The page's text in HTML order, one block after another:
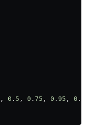
, 0 . 5 , 0 . 75 , 0 . 95 , 0 .